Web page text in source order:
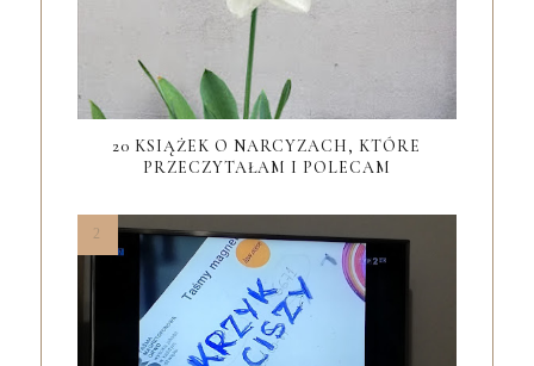
20 KSIĄŻEK O NARCYZACH, KTÓRE
PRZECZYTAŁAM I POLECAM